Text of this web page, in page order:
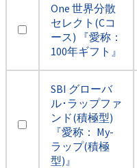
One 世界分散
セレクト(Cコ
ース) 『愛称：
100年ギフト』
SBI グローバ
ル･ラップファ
ンド(積極型)
『愛称： My-
ラップ(積極
型)』